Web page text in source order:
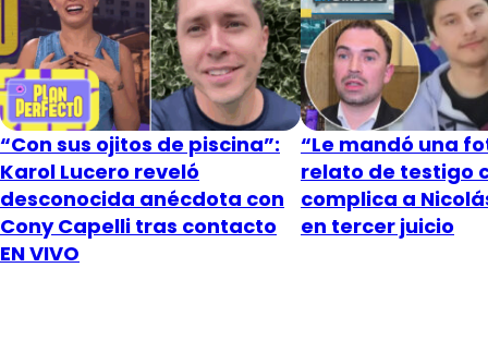
“Con sus ojitos de piscina”:
Karol Lucero reveló
desconocida anécdota con
Cony Capelli tras contacto
EN VIVO
“Le mandó una
relato de testigo
complica a
en tercer juicio